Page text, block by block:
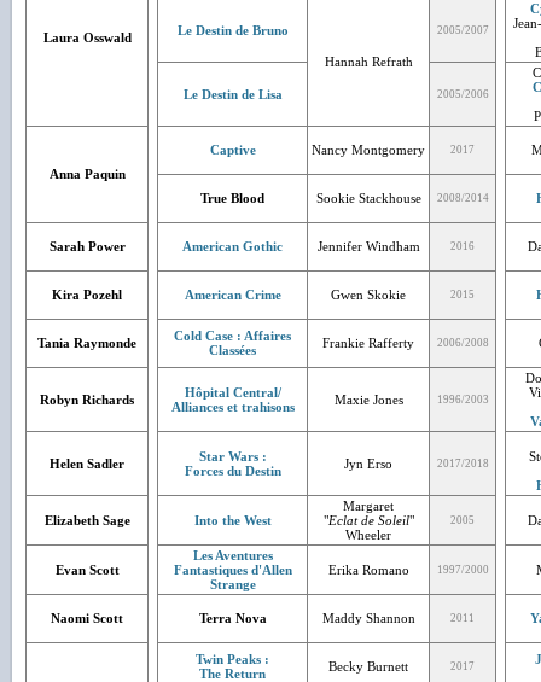
Laura Osswald Le Destin de Bruno
Hannah Refrath
2005/2007
Le Destin de Lisa 2005/2006
Anna Paquin
Captive Nancy Montgomery 2017
True Blood Sookie Stackhouse 2008/2014
Sarah Power American Gothic Jennifer Windham 2016
Kira Pozehl American Crime Gwen Skokie 2015
Tania Raymonde
Cold Case : Affaires
Classées
Frankie Rafferty 2006/2008
Robyn Richards
Hôpital Central/
Alliances et trahisons
Maxie Jones 1996/2003
Helen Sadler
Star Wars :
Forces du Destin
Jyn Erso 2017/2018
Elizabeth Sage Into the West
Margaret
"Eclat de Soleil"
Wheeler
2005
Evan Scott
Les Aventures
Fantastiques d'Allen
Strange
Erika Romano 1997/2000
Naomi Scott Terra Nova Maddy Shannon 2011
Twin Peaks :
The Return
Becky Burnett 2017